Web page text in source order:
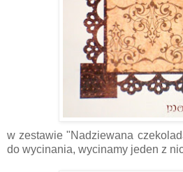
w zestawie "Nadziewana
do wycinania, wycinamy jeden z